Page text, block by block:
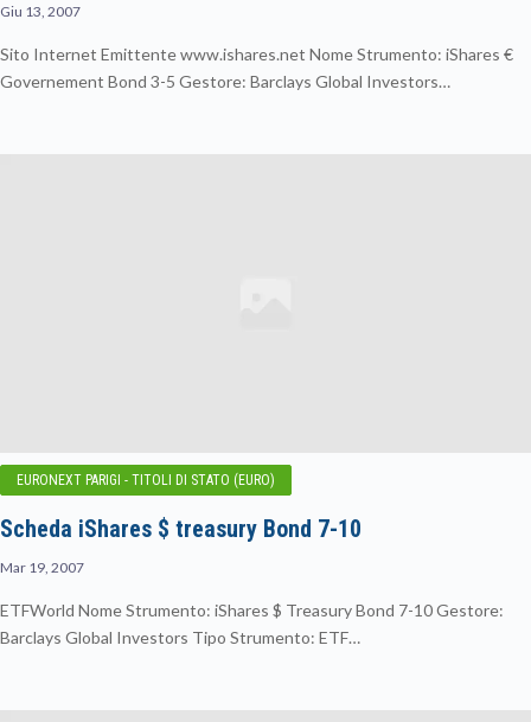
Giu 13, 2007
Sito Internet Emittente www.ishares.net Nome Strumento: iShares €
Governement Bond 3-5 Gestore: Barclays Global Investors…
EURONEXT PARIGI - TITOLI DI STATO (EURO)
Scheda iShares $ treasury Bond 7-10
Mar 19, 2007
ETFWorld Nome Strumento: iShares $ Treasury Bond 7-10 Gestore:
Barclays Global Investors Tipo Strumento: ETF…